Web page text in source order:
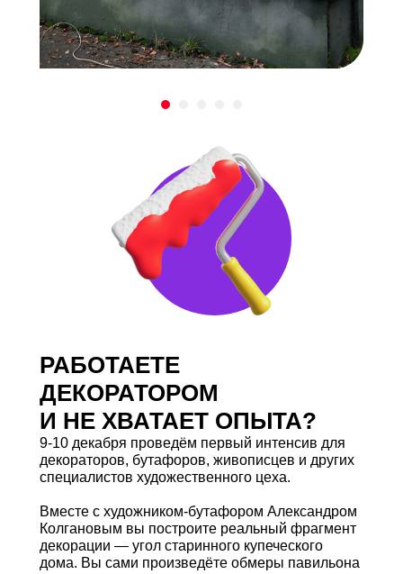
РАБОТАЕТЕ
ДЕКОРАТОРОМ
И НЕ ХВАТАЕТ ОПЫТА?
9-10 декабря проведём первый интенсив для
декораторов, бутафоров, живописцев и других
специалистов художественного цеха.
Вместе с художником-бутафором Александром
Колгановым вы построите реальный фрагмент
декорации — угол старинного купеческого
дома. Вы сами произведёте обмеры павильона